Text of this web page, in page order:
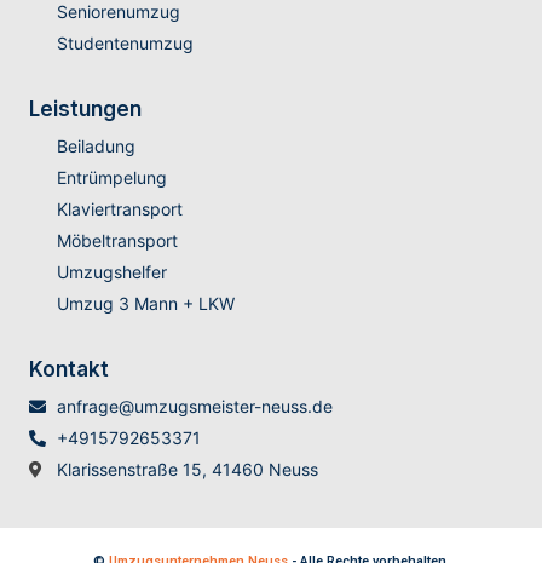
Seniorenumzug
Studentenumzug
Leistungen
Beiladung
Entrümpelung
Klaviertransport
Möbeltransport
Umzugshelfer
Umzug 3 Mann + LKW
Kontakt
anfrage@umzugsmeister-neuss.de
+4915792653371
Klarissenstraße 15, 41460 Neuss